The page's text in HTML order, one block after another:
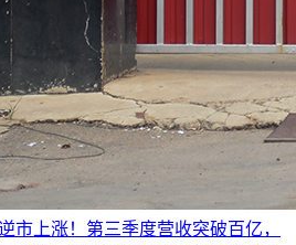
市上涨！第三季度营收突破百亿，